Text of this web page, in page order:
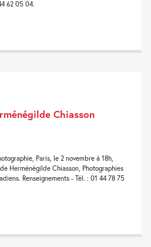
62 05 04.
Chiasson
Paris, le 2 novembre à 18h,
Herménégilde Chiasson, Photographies
Renseignements - Tél. : 01 44 78 75